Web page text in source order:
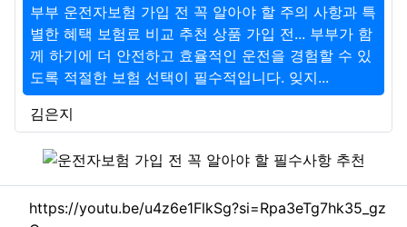
부부 운전자보험 가입 전 꼭 알아야 할 주의 사항과 특
별한 혜택 보험료 비교 추천 상품 가입 전... 부부가 함
께 하기에 더 안전하고 효율적인 운전을 경험할 수 있
도록 적절한 보험 선택이 필수적입니다. 잊지...
김은지
관련자료
https://youtu.be/u4z6e1FlkSg?si=Rpa3eTg7hk35_gz